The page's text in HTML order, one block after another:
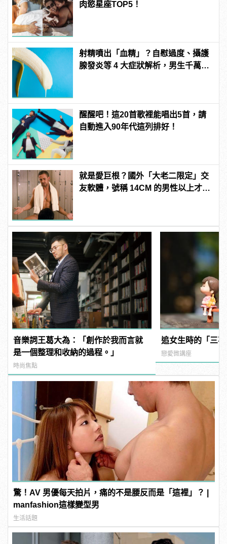
肉慾星座TOP5！
射精噴出「血精」？自慰過度、攝護
腺發炎等 4 大症狀解析，男生千萬要
醒醒吧！這20首歌裡能唱出5首，請
自動進入90年代這列排好！
就是愛巨根？國外「大老二限定」交
友軟體，號稱 14CM 的男性以上才給
音樂詞王葛大為：「創作於我而言就
是一個整理和收納的過程。」
時尚焦點
追女生時的「三
戀愛微講座
驚！AV 男優每天拍片，痛的不是腰反而是「這裡」？ |
manfashion這樣變型男
生活話題